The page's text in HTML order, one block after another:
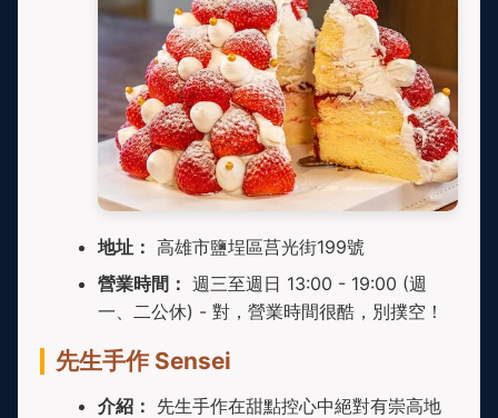
地址： 高雄市鹽埕區莒光街199號
營業時間： 週三至週日 13:00 - 19:00 (週
一、二公休) - 對，營業時間很酷，別撲空！
先生手作 Sensei
介紹： 先生手作在甜點控心中絕對有崇高地